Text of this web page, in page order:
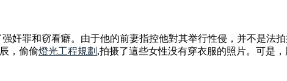
奸罪和窃看癖。由于他的前妻指控他對其举行性侵，并不是法
，偷偷燈光工程規劃 ,拍摄了這些女性没有穿衣服的照片。可是